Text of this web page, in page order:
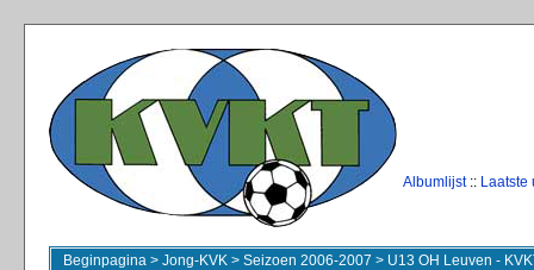
Albumlijst:: Laatste
Beginpagina > Jong-KVK > Seizoen 2006-2007 > U13 OH Leuven -